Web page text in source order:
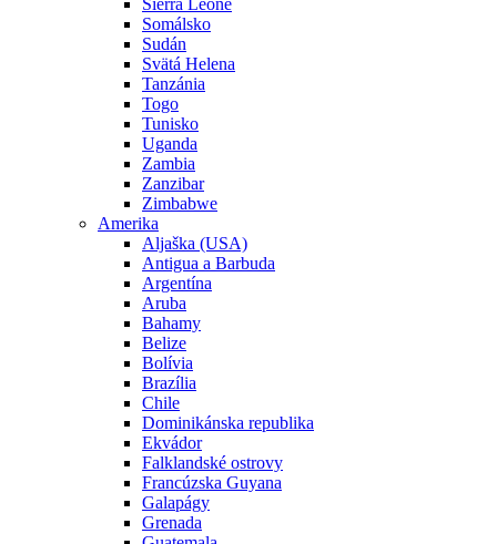
Sierra Leone
Somálsko
Sudán
Svätá Helena
Tanzánia
Togo
Tunisko
Uganda
Zambia
Zanzibar
Zimbabwe
Amerika
Aljaška (USA)
Antigua a Barbuda
Argentína
Aruba
Bahamy
Belize
Bolívia
Brazília
Chile
Dominikánska republika
Ekvádor
Falklandské ostrovy
Francúzska Guyana
Galapágy
Grenada